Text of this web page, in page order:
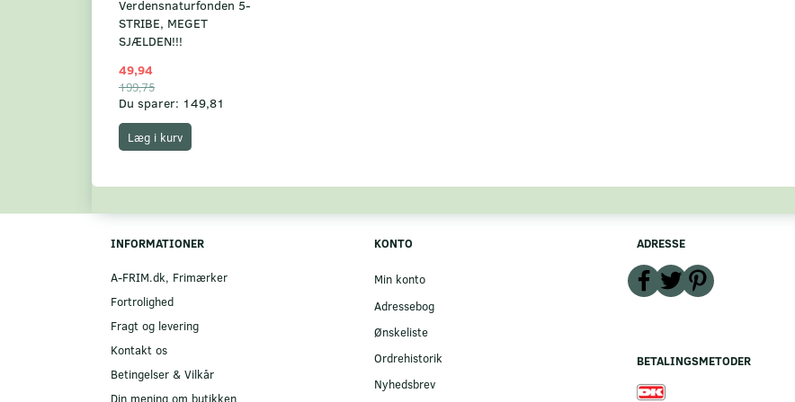
Verdensnaturfonden 5-
STRIBE, MEGET
SJÆLDEN!!!
49,94
199,75
Du sparer: 149,81
Læg i kurv
INFORMATIONER
A-FRIM.dk, Frimærker
Fortrolighed
Fragt og levering
Kontakt os
Betingelser & Vilkår
Din mening om butikken
KONTO
Min konto
Adressebog
Ønskeliste
Ordrehistorik
Nyhedsbrev
ADRESSE
BETALINGSMETODER